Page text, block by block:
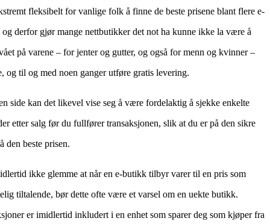
fleksibelt for vanlige folk å finne de beste prisene blant flere e-
og derfor gjør mange nettbutikker det not ha kunne ikke la være å
på varene – for jenter og gutter, og også for menn og kvinner –
og til og med noen ganger utføre gratis levering.
side kan det likevel vise seg å være fordelaktig å sjekke enkelte
etter salg før du fullfører transaksjonen, slik at du er på den sikre
den beste prisen.
ikke glemme at når en e-butikk tilbyr varer til en pris som
tiltalende, bør dette ofte være et varsel om en uekte butikk.
er imidlertid inkludert i en enhet som sparer deg som kjøper fra